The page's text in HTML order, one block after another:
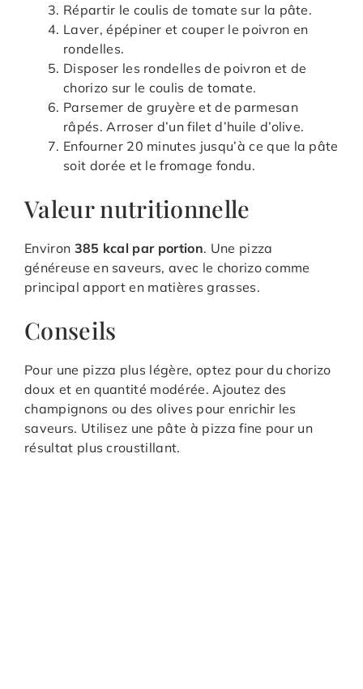
Répartir le coulis de tomate sur la pâte.
Laver, épépiner et couper le poivron en
rondelles.
Disposer les rondelles de poivron et de
chorizo sur le coulis de tomate.
Parsemer de gruyère et de parmesan
râpés. Arroser d’un filet d’huile d’olive.
Enfourner 20 minutes jusqu’à ce que la pâte
soit dorée et le fromage fondu.
Valeur nutritionnelle
Environ 385 kcal par portion. Une pizza
généreuse en saveurs, avec le chorizo comme
principal apport en matières grasses.
Conseils
Pour une pizza plus légère, optez pour du chorizo
doux et en quantité modérée. Ajoutez des
champignons ou des olives pour enrichir les
saveurs. Utilisez une pâte à pizza fine pour un
résultat plus croustillant.